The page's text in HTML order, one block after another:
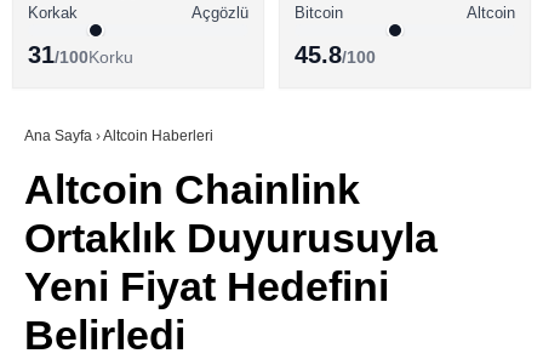
TikTok
ALTCOİN HABERLERİ
SÖZLÜK
Korkak
Açgözlü
31/100Korku
Bitcoin
Altcoin
45.8/100
Ana Sayfa ›Altcoin Haberleri
Altcoin Chainlink
Ortaklık Duyurusuyla
Yeni Fiyat Hedefini
Belirledi